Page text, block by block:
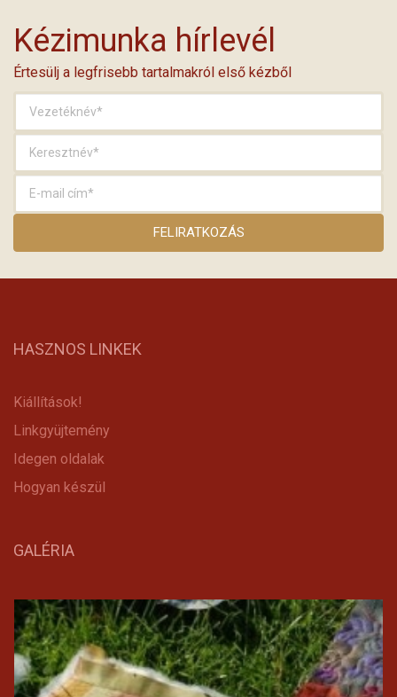
Kézimunka hírlevél
Értesülj a legfrisebb tartalmakról első kézből
HASZNOS LINKEK
Kiállítások!
Linkgyüjtemény
Idegen oldalak
Hogyan készül
GALÉRIA